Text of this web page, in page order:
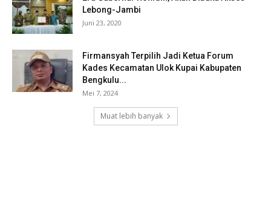
Lebong-Jambi
Juni 23, 2020
Firmansyah Terpilih Jadi Ketua Forum
Kades Kecamatan Ulok Kupai Kabupaten
Bengkulu...
Mei 7, 2024
Muat lebih banyak